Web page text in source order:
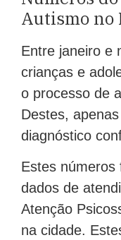
Autismo no
Entre janeiro e
crianças e
o processo de
Destes,
diagnóstico
Estes números
dados de
Atenção
na cidade.